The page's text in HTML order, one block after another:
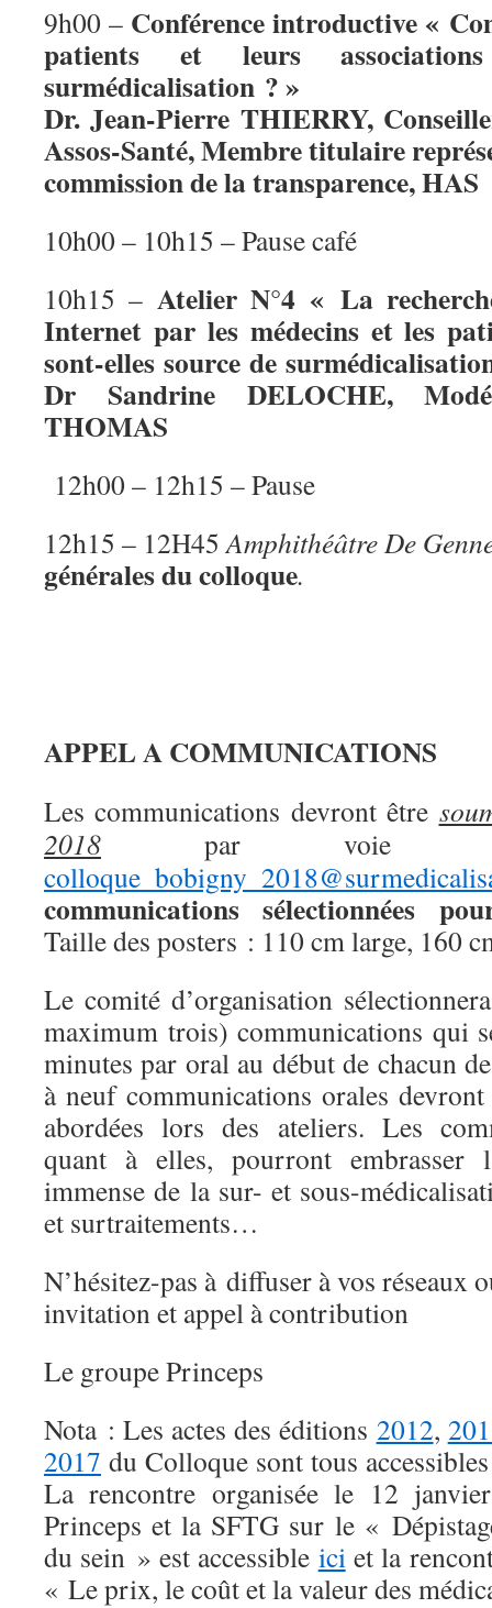
9h00 – Conférence introductive «
patients et leurs
surmédicalisation ? »
Dr. Jean-Pierre THIERRY,
Assos-Santé, Membre titulaire
commission de la transparence, HAS
10h00 – 10h15 – Pause café
10h15 – Atelier N°4 « La
Internet par les médecins et les
sont-elles source de
Dr Sandrine DELOCHE,
THOMAS
12h00 – 12h15 – Pause
12h15 – 12H45Amphithéâtre De
générales du colloque.
APPEL A COMMUNICATIONS
Les communications devront être
2018 par voie
communications sélectionnées
Taille des posters : 110 cm large, 160
Le comité d’organisation
maximum trois) communications qui
minutes par oral au début de chacun
à neuf communications orales
abordées lors des ateliers. Les
quant à elles, pourront embrasser
immense de la sur- et sous-
et surtraitements…
N’hésitez-pas à diffuser à vos réseaux
invitation et appel à contribution
Le groupe Princeps
Nota : Les actes des éditions 2012,
2017 du Colloque sont tous
La rencontre organisée le 12
Princeps et la SFTG sur le «
du sein » est accessible iciet la
« Le prix, le coût et la valeur des